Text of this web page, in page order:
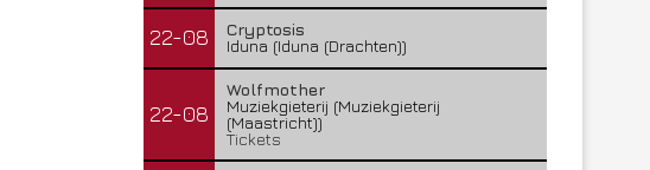
22-08
Cryptosis
Iduna (Iduna (Drachten))
22-08
Wolfmother
Muziekgieterij (Muziekgieterij
(Maastricht))
Tickets